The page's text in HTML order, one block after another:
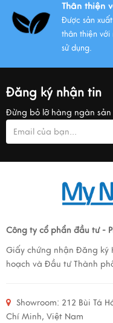
Thân thiện
Được sản
thân thiện
sử dụng.
Đăng ký nhận tin
Đừng bỏ lỡ hàng ngàn
Công ty cổ phẩn đầu tư -
Giấy chứng nhận Đăng ký
hoạch và Đầu tư Thành
Showroom: 212 Bùi Tá
Chí Minh, Việt Nam